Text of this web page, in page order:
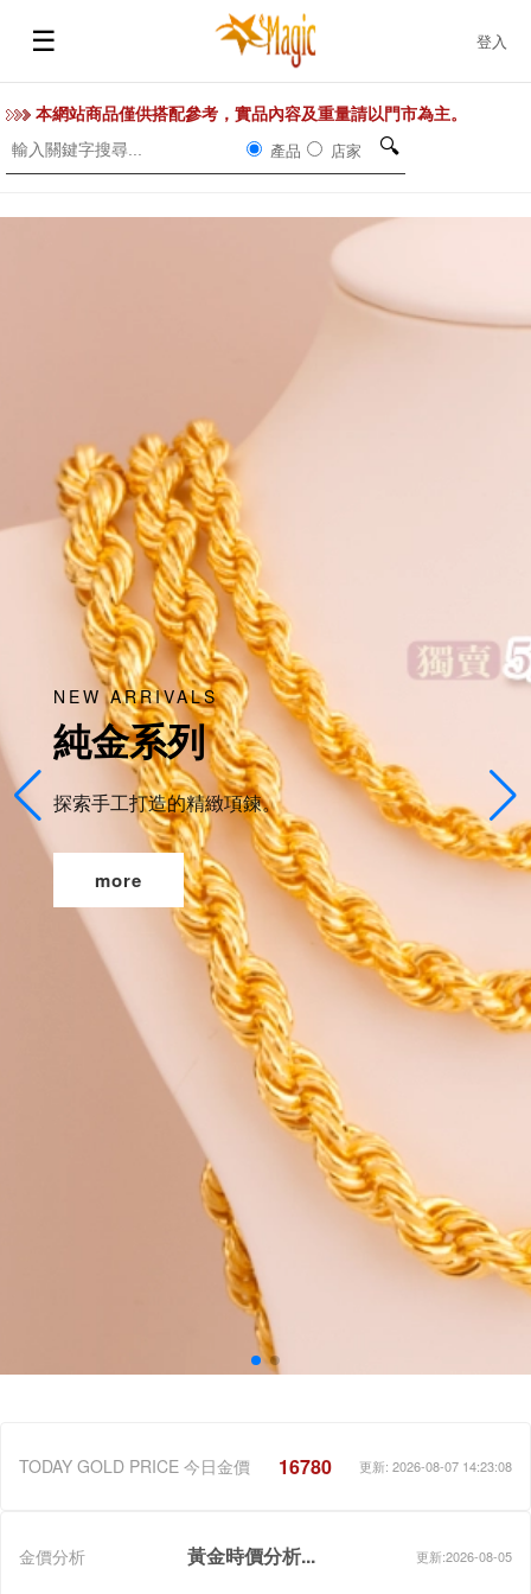
☰ 登入
本網站商品僅供搭配參考，實品內容及重量請以門市為主。
產品 店家 🔍
NEW ARRIVALS
純金系列
探索手工打造的精緻項鍊。
more
TODAY GOLD PRICE 今日金價 16780 更新: 2026-08-07 14:23:08
金價分析 黃金時價分析... 更新:2026-08-05